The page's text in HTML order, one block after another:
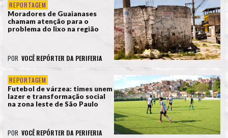
REPORTAGEM
Moradores de Guaianases
chamam atenção para o
problema do lixo na região
POR VOCÊ REPÓRTER DA PERIFERIA
REPORTAGEM
Futebol de várzea: times unem
lazer e transformação social
na zona leste de São Paulo
POR VOCÊ REPÓRTER DA PERIFERIA